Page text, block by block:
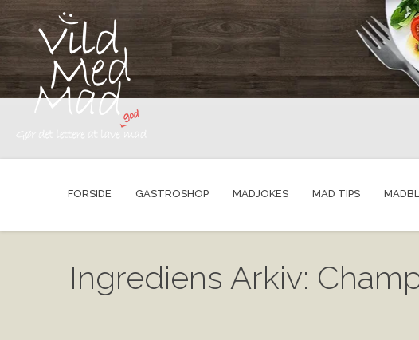
FORSIDE GASTROSHOP MADJOKES MAD TIPS
Ingrediens Arkiv: